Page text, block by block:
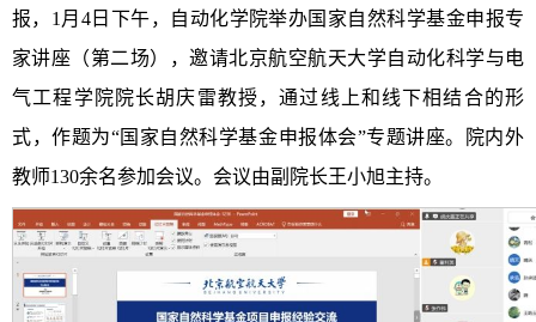
报，1月4日下午，自动化学院举办国家自然科学基金申报专
家讲座（第二场），邀请北京航空航天大学自动化科学与电
气工程学院院长胡庆雷教授，通过线上和线下相结合的形
式，作题为“国家自然科学基金申报体会”专题讲座。院内外
教师130余名参加会议。会议由副院长王小旭主持。